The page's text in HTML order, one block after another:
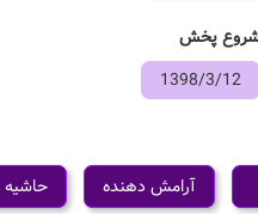
پخش
1398/3/12
آرامش دهنده حاشیه